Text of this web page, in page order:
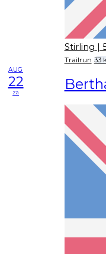
Stirling |
Trailrun 33
AUG
22
za